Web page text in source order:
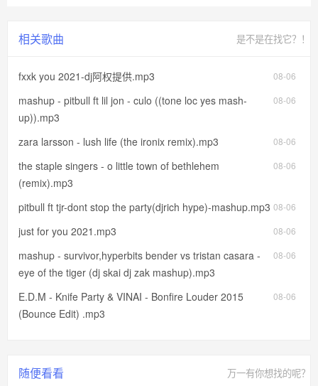
相关歌曲 是不是在找它？！
08-06
fxxk you 2021-dj阿权提供.mp3
08-06
mashup - pitbull ft lil jon - culo ((tone loc yes mash-
up)).mp3
08-06
zara larsson - lush life (the ironix remix).mp3
08-06
the staple singers - o little town of bethlehem
(remix).mp3
08-06
pitbull ft tjr-dont stop the party(djrich hype)-mashup.mp3
08-06
just for you 2021.mp3
08-06
mashup - survivor,hyperbits bender vs tristan casara -
eye of the tiger (dj skai dj zak mashup).mp3
08-06
E.D.M - Knife Party & VINAI - Bonfire Louder 2015
(Bounce Edit) .mp3
随便看看 万一有你想找的呢？